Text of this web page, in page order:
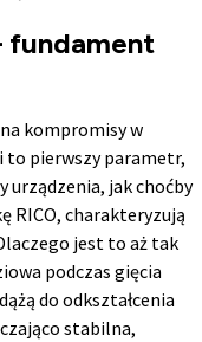
fundament
kompromisy w
to pierwszy parametr,
urządzenia, jak choćby
RICO, charakteryzują
jest to aż tak
podczas gięcia
do odkształcenia
stabilna,